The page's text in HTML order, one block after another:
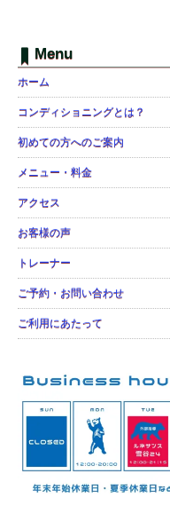
Menu
ホーム
コンディショニングとは？
初めての方へのご案内
メニュー・料金
アクセス
お客様の声
トレーナー
ご予約・お問い合わせ
ご利用にあたって